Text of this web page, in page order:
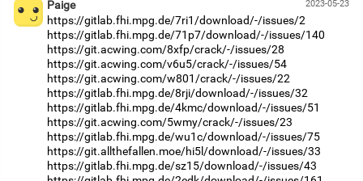
2023-05-23
Paige
https://gitlab.fhi.mpg.de/7ri1/download/-/issues/2
https://gitlab.fhi.mpg.de/71p7/download/-/issues/140
https://git.acwing.com/8xfp/crack/-/issues/28
https://git.acwing.com/v6u5/crack/-/issues/54
https://git.acwing.com/w801/crack/-/issues/22
https://gitlab.fhi.mpg.de/8rji/download/-/issues/32
https://gitlab.fhi.mpg.de/4kmc/download/-/issues/51
https://git.acwing.com/5wmy/crack/-/issues/23
https://gitlab.fhi.mpg.de/wu1c/download/-/issues/75
https://git.allthefallen.moe/hi5l/download/-/issues/33
https://gitlab.fhi.mpg.de/sz15/download/-/issues/43